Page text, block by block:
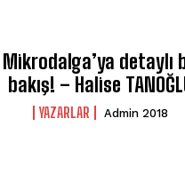
Mikrodalga’ya detaylı
bakış! – Halise
YAZARLAR Admin 2018